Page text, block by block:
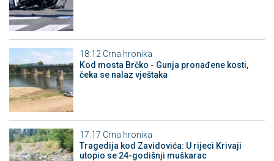
18:12 Crna hronika
Kod mosta Brčko - Gunja pronađene kosti,
čeka se nalaz vještaka
17:17 Crna hronika
Tragedija kod Zavidovića: U rijeci Krivaji
utopio se 24-godišnji muškarac